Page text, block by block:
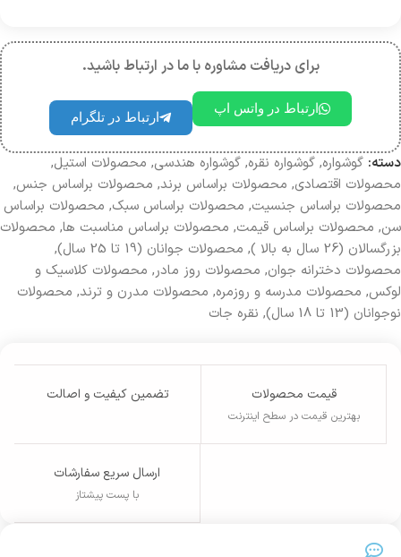
برای دریافت مشاوره با ما در ارتباط باشید.
ارتباط در واتس اپ
ارتباط در تلگرام
دسته: گوشواره‌, گوشواره نقره, گوشواره هندسی, محصولات استیل,
محصولات اقتصادی, محصولات براساس برند, محصولات براساس جنس,
محصولات براساس جنسیت, محصولات بر‌اساس سبک, محصولات براساس
سن, محصولات براساس قیمت, محصولات براساس مناسبت ها, محصولات
بزرگسالان (26 سال به بالا )
, محصولات جوانان (19 تا 25 سال)
,
محصولات دخترانه جوان, محصولات روز مادر, محصولات کلاسیک و
لوکس, محصولات مدرسه و روزمره, محصولات مدرن و ترند, محصولات
نوجوانان (13 تا 18 سال)
, نقره جات
قیمت محصولات
بهترین قیمت در سطح اینترنت
تضمین کیفیت و اصالت
ارسال سریع سفارشات
با پست پیشتاز